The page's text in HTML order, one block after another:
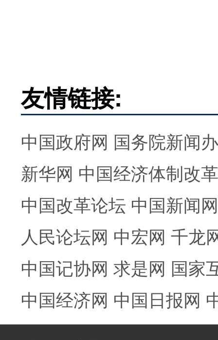
友情链接:
中国政府网 国务院新闻
新华网 中国经济体制改
中国改革论坛 中国新闻网
人民论坛网 中宏网 千龙
中国记协网 求是网 国家
中国经济网 中国日报网